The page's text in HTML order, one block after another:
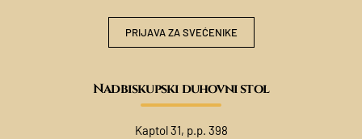
PRIJAVA ZA SVEĆENIKE
Nadbiskupski duhovni stol
Kaptol 31, p.p. 398